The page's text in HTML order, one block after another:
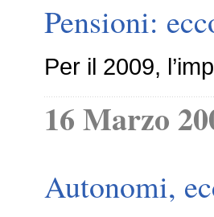
Pensioni:
Per il 2009,
16 Marzo
Autonomi,